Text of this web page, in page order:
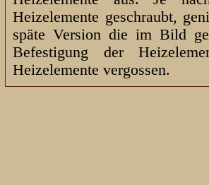
Heizelemente geschraubt,
späte Version die im Bild
Befestigung der
Heizelemente vergossen.